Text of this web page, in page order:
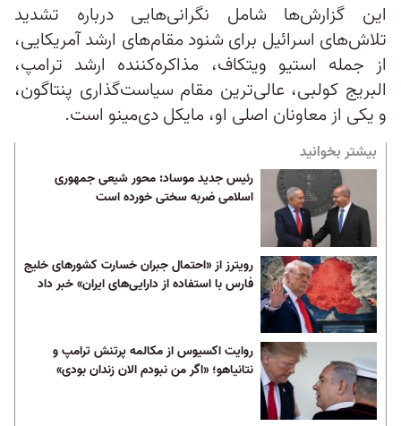
این گزارش‌ها شامل نگرانی‌هایی درباره تشدید
تلاش‌های اسرائیل برای شنود مقام‌های ارشد آمریکایی،
از جمله استیو ویتکاف، مذاکره‌کننده ارشد ترامپ،
البریج کولبی، عالی‌ترین مقام سیاست‌گذاری پنتاگون،
و یکی از معاونان اصلی او، مایکل دی‌مینو است.
بیشتر بخوانید
رئیس جدید موساد: محور شیعی جمهوری
اسلامی ضربه سختی خورده است
رویترز از «احتمال جبران خسارت کشورهای خلیج
فارس با استفاده از دارایی‌های ایران» خبر داد
روایت اکسیوس از مکالمه پرتنش ترامپ و
نتانیاهو؛ «اگر من نبودم الان زندان بودی»